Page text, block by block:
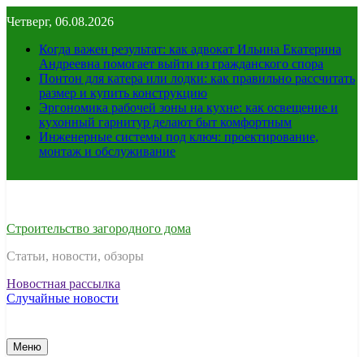
к
содержимому
Четверг, 06.08.2026
Когда важен результат: как адвокат Ильина Екатерина
Андреевна помогает выйти из гражданского спора
Понтон для катера или лодки: как правильно рассчитать
размер и купить конструкцию
Эргономика рабочей зоны на кухне: как освещение и
кухонный гарнитур делают быт комфортным
Инженерные системы под ключ: проектирование,
монтаж и обслуживание
Строительство загородного дома
Статьи, новости, обзоры
Новостная рассылка
Случайные новости
Меню